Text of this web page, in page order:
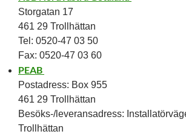
Storgatan 17
461 29 Trollhättan
Tel: 0520-47 03 50
Fax: 0520-47 03 60
PEAB
Postadress: Box 955
461 29 Trollhättan
Besöks-/leveransadress:
Trollhättan